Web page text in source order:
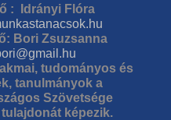
: Idrányi Flóra
Bori Zsuzsanna
tudományos és
tanulmányok a
Szövetsége
képezik.